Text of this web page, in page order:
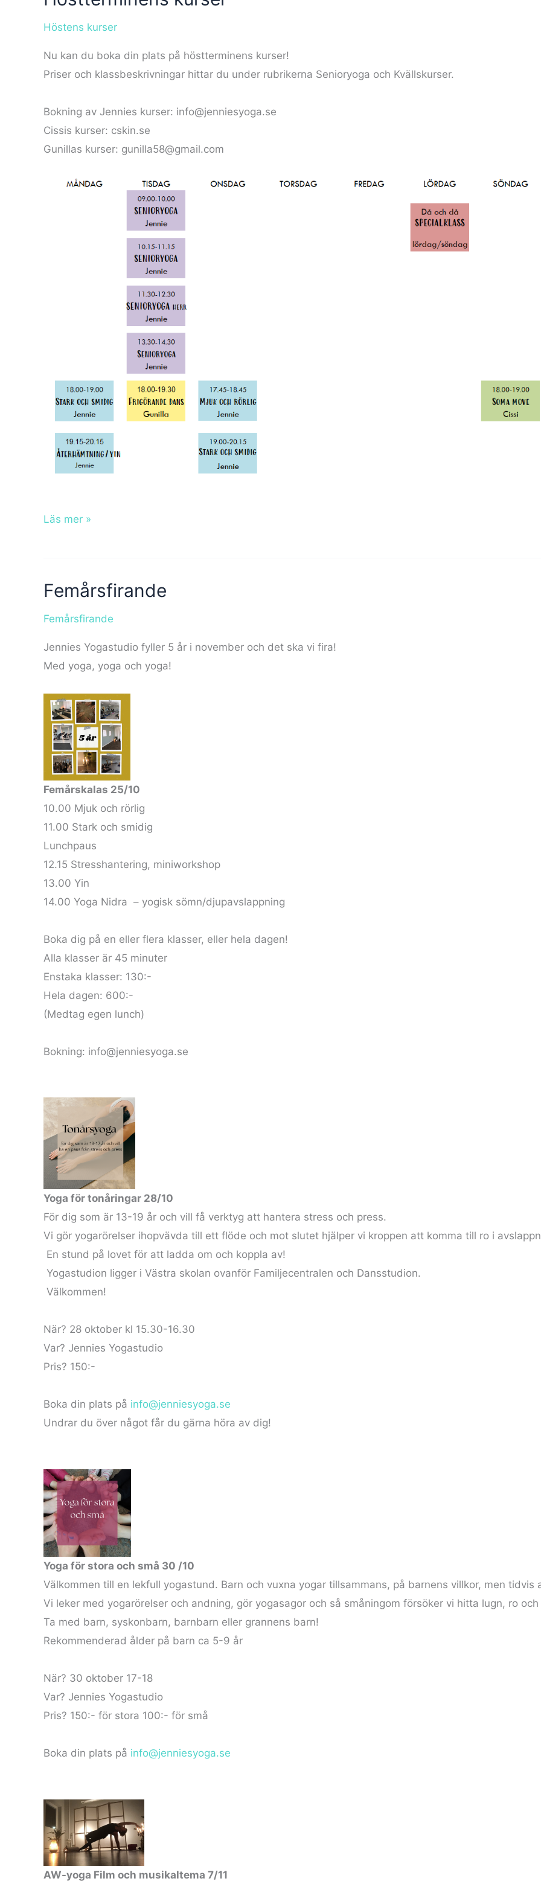
Höstens kurser
Nu kan du boka din plats på höstterminens kurser!
Priser och klassbeskrivningar hittar du under rubrikerna Senioryoga och Kvällskurser.
Bokning av Jennies kurser: info@jenniesyoga.se
Cissis kurser: cskin.se
Gunillas kurser: gunilla58@gmail.com
Höstterminens
Läs mer »
Femårsfirande
Femårsfirande
Jennies Yogastudio fyller 5 år i november och det ska vi fira!
Med yoga, yoga och yoga!
Femårskalas 25/10
10.00 Mjuk och rörlig
11.00 Stark och smidig
Lunchpaus
12.15 Stresshantering, miniworkshop
13.00 Yin
14.00 Yoga Nidra – yogisk sömn/djupavslappning
Boka dig på en eller flera klasser, eller hela dagen!
Alla klasser är 45 minuter
Enstaka klasser: 130:-
Hela dagen: 600:-
(Medtag egen lunch)
Bokning: info@jenniesyoga.se
Yoga för tonåringar 28/10
För dig som är 13-19 år och vill få verktyg att hantera stress och press.
Vi gör yogarörelser ihopvävda till ett flöde och mot slutet hjälper vi kroppen att komma till ro i
En stund på lovet för att ladda om och koppla av!
Yogastudion ligger i Västra skolan ovanför Familjecentralen och Dansstudion.
Välkommen!
När? 28 oktober kl 15.30-16.30
Var? Jennies Yogastudio
Pris? 150:-
Boka din plats på info@jenniesyoga.se
Undrar du över något får du gärna höra av dig!
Yoga för stora och små 30 /10
Välkommen till en lekfull yogastund. Barn och vuxna yogar tillsammans, på barnens villkor, men tidvis
Vi leker med yogarörelser och andning, gör yogasagor och så småningom försöker vi hitta lugn, ro
Ta med barn, syskonbarn, barnbarn eller grannens barn!
Rekommenderad ålder på barn ca 5-9 år
När? 30 oktober 17-18
Var? Jennies Yogastudio
Pris? 150:- för stora 100:- för små
Boka din plats på info@jenniesyoga.se
AW-yoga Film och musikaltema 7/11